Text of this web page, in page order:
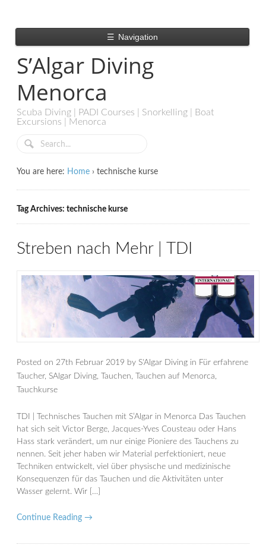
☰ Navigation
S’Algar Diving
Menorca
Scuba Diving | PADI Courses | Snorkelling | Boat
Excursions | Menorca
You are here: Home › technische kurse
Tag Archives: technische kurse
Streben nach Mehr | TDI
Posted on 27th Februar 2019 by S'Algar Diving in Für erfahrene
Taucher, SAlgar Diving, Tauchen, Tauchen auf Menorca,
Tauchkurse
TDI | Technisches Tauchen mit S’Algar in Menorca Das Tauchen
hat sich seit Victor Berge, Jacques-Yves Cousteau oder Hans
Hass stark verändert, um nur einige Pioniere des Tauchens zu
nennen. Seit jeher haben wir Material perfektioniert, neue
Techniken entwickelt, viel über physische und medizinische
Konsequenzen für das Tauchen und die Aktivitäten unter
Wasser gelernt. Wir […]
Continue Reading →